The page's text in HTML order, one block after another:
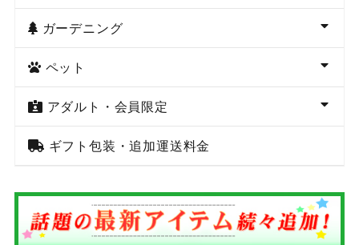
ガーデニング
ペット
アダルト・会員限定
ギフト包装・追加運送料金